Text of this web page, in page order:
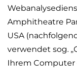
Amphitheatre
USA
verwendet sog.
Ihrem